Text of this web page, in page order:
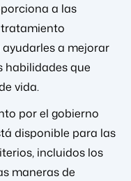
a las
a mejorar
habilidades que
vida.
por el gobierno
disponible para las
incluidos los
maneras de